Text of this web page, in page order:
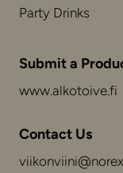
Party Drinks
Submit a
www.alkotoive.fi
Contact Us